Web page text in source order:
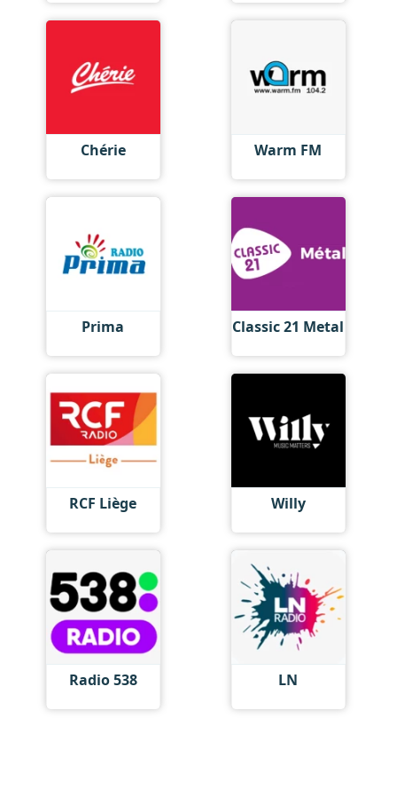
Chérie Warm FM
Prima Classic 21 Metal
RCF Liège Willy
Radio 538 LN